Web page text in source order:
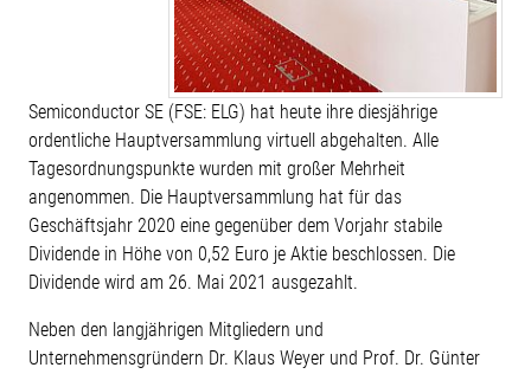
Semiconductor SE (FSE: ELG) hat heute ihre diesjährige
ordentliche Hauptversammlung virtuell abgehalten. Alle
Tagesordnungspunkte wurden mit großer Mehrheit
angenommen. Die Hauptversammlung hat für das
Geschäftsjahr 2020 eine gegenüber dem Vorjahr stabile
Dividende in Höhe von 0,52 Euro je Aktie beschlossen. Die
Dividende wird am 26. Mai 2021 ausgezahlt.
Neben den langjährigen Mitgliedern und
Unternehmensgründern Dr. Klaus Weyer und Prof. Dr. Günter